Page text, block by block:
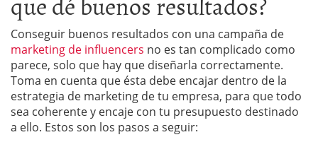
Conseguir buenos resultados con una campaña de
marketing de influencers no es tan complicado como
parece, solo que hay que diseñarla correctamente.
Toma en cuenta que ésta debe encajar dentro de la
estrategia de marketing de tu empresa, para que todo
sea coherente y encaje con tu presupuesto destinado
a ello. Estos son los pasos a seguir: